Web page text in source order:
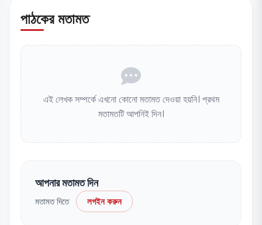
পাঠকের মতামত
এই লেখক সম্পর্কে এখনো কোনো মতামত দেওয়া হয়নি। প্রথম
মতামতটি আপনিই দিন।
আপনার মতামত দিন
মতামত দিতে লগইন করুন